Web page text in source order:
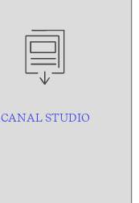
CANAL STUDIO